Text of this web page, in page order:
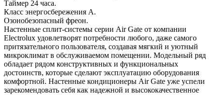
Таймер 24 часа.
Класс энергосбережения A.
Озонобезопасный фреон.
Настенные сплит-системы серии Air Gate от компании
Electrolux удовлетворят потребности любого, даже самого
притязательного пользователя, создавая мягкий и уютный
микроклимат в обслуживаемом помещении. Модельный ряд
обладает рядом конструктивных и функциональных
достоинств, которые сделают эксплуатацию оборудования
комфортной. Настенные кондиционеры Air Gate уже успели
зарекомендовать себя как надежной и высококачественное